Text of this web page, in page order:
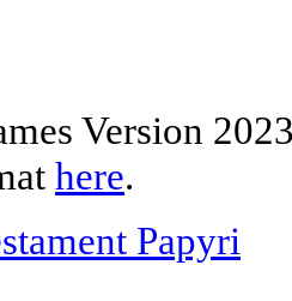
Version
here.
Papyri